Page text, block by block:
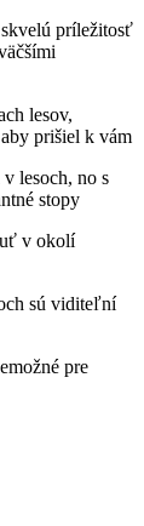
príležitosť
lesov,
prišiel k vám
v lesoch, ‍no s
stopy
v okolí
sú viditeľní‌
pre